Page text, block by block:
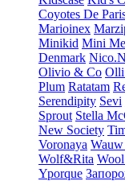
Coyotes De
Marioinex
Minikid Mini
Denmark
Olivio & Co
Plum Ratatam
Serendipity Sevi
Sprout Stella
New Society
Voronaya
Wolf&Rita
Yporque